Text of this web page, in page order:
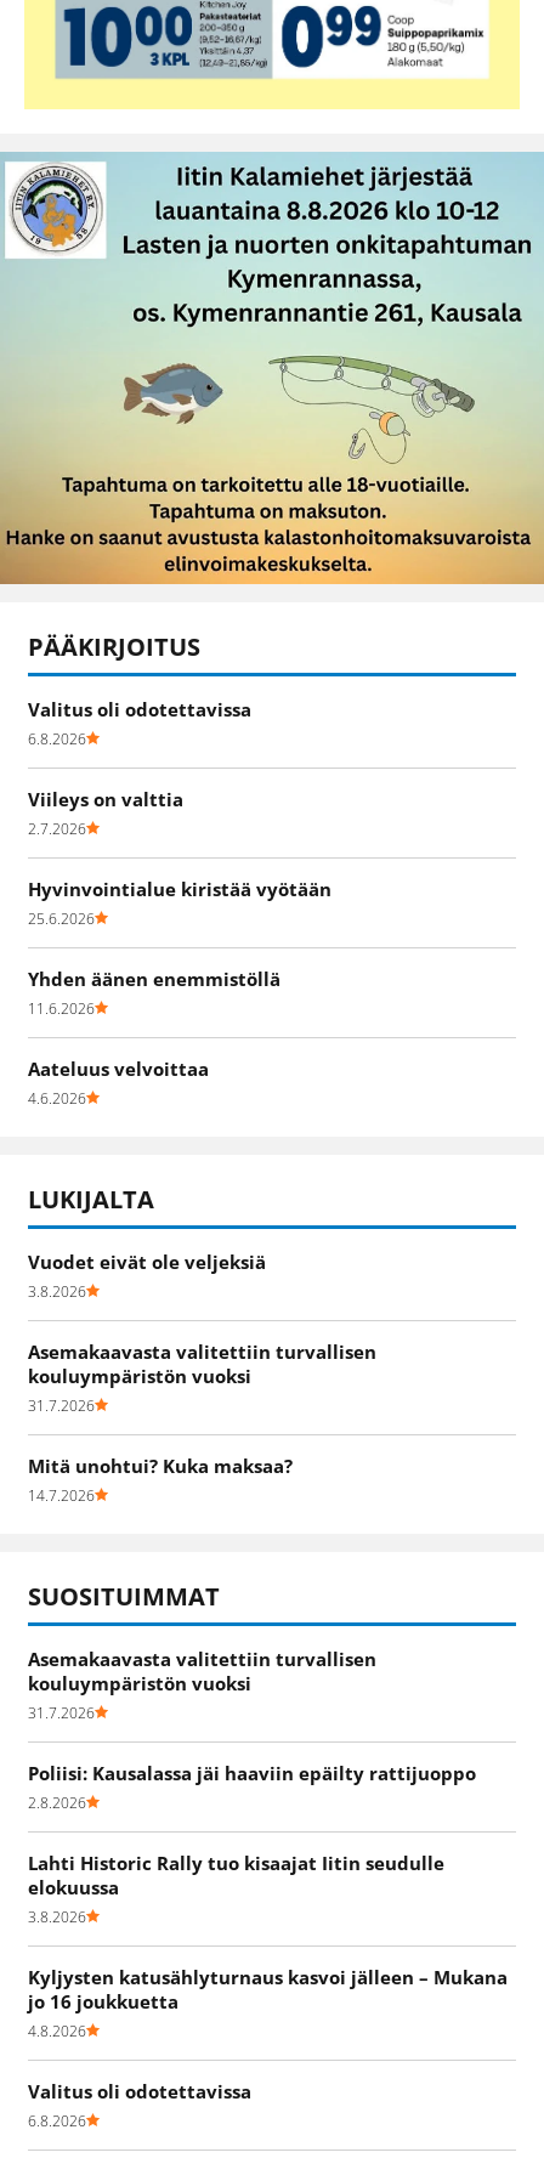
PÄÄKIRJOITUS
Valitus oli odotettavissa
6.8.2026
Viileys on valttia
2.7.2026
Hyvinvointialue kiristää vyötään
25.6.2026
Yhden äänen enemmistöllä
11.6.2026
Aateluus velvoittaa
4.6.2026
LUKIJALTA
Vuodet eivät ole veljeksiä
3.8.2026
Asemakaavasta valitettiin turvallisen
kouluympäristön vuoksi
31.7.2026
Mitä unohtui? Kuka maksaa?
14.7.2026
SUOSITUIMMAT
Asemakaavasta valitettiin turvallisen
kouluympäristön vuoksi
31.7.2026
Poliisi: Kausalassa jäi haaviin epäilty rattijuoppo
2.8.2026
Lahti Historic Rally tuo kisaajat Iitin seudulle
elokuussa
3.8.2026
Kyljysten katusählyturnaus kasvoi jälleen – Mukana
jo 16 joukkuetta
4.8.2026
Valitus oli odotettavissa
6.8.2026